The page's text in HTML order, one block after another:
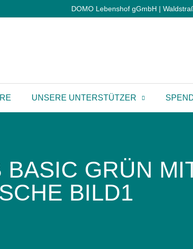
DOMO Lebenshof gGmbH |
UNSERE UNTERSTÜTZER
GRÜN
BILD1